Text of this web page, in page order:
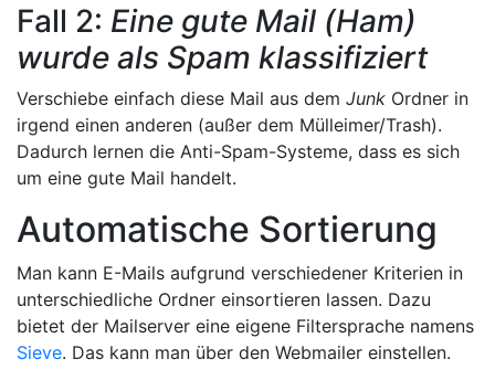
Fall 2: Eine gute Mail (Ham)
wurde als Spam klassifiziert
Verschiebe einfach diese Mail aus dem Junk Ordner in
irgend einen anderen (außer dem Mülleimer/Trash).
Dadurch lernen die Anti-Spam-Systeme, dass es sich
um eine gute Mail handelt.
Automatische Sortierung
Man kann E-Mails aufgrund verschiedener Kriterien in
unterschiedliche Ordner einsortieren lassen. Dazu
bietet der Mailserver eine eigene Filtersprache namens
Sieve. Das kann man über den Webmailer einstellen.